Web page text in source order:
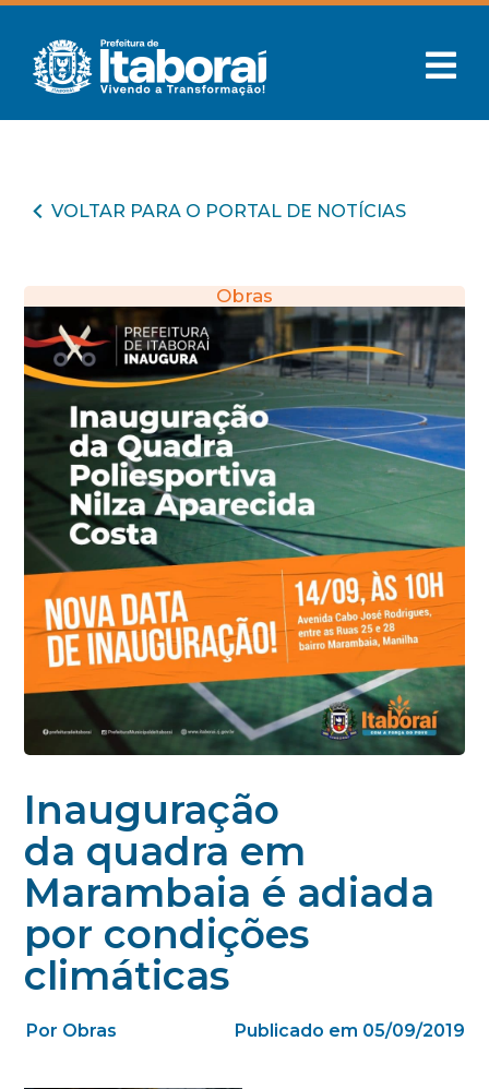
VOLTAR PARA O PORTAL DE NOTÍCIAS
Obras
Inauguração
da quadra em
Marambaia é adiada
por condições
climáticas
Por Obras Publicado em 05/09/2019